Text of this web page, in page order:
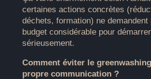
certaines actions concrètes
déchets, formation) ne demandent
budget considérable pour démarrer
sérieusement.
Comment éviter le
propre communication ?